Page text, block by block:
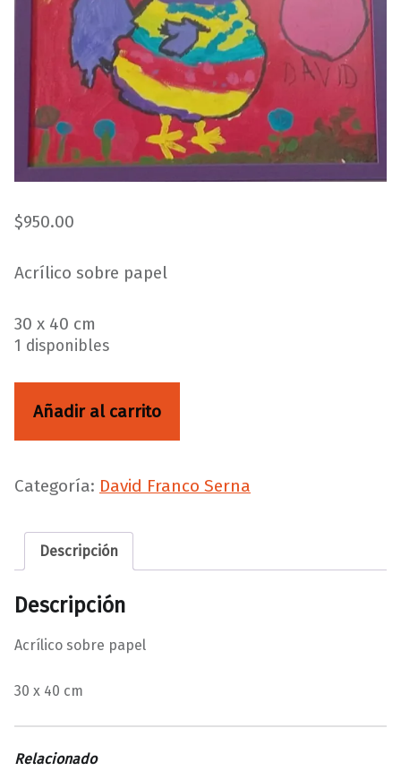
$950.00
Acrílico sobre papel
30 x 40 cm
1 disponibles
Sin titulo cantidad
Añadir al carrito
Categoría: David Franco Serna
Descripción
Descripción
Acrílico sobre papel
30 x 40 cm
Relacionado